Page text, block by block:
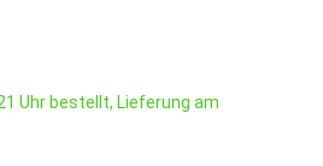
Uhr bestellt, Lieferung am